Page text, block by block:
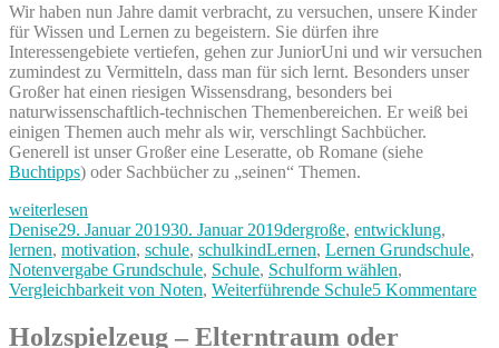
Wir haben nun Jahre damit verbracht, zu versuchen, unsere Kinder
für Wissen und Lernen zu begeistern. Sie dürfen ihre
Interessengebiete vertiefen, gehen zur JuniorUni und wir versuchen
zumindest zu Vermitteln, dass man für sich lernt. Besonders unser
Großer hat einen riesigen Wissensdrang, besonders bei
naturwissenschaftlich-technischen Themenbereichen. Er weiß bei
einigen Themen auch mehr als wir, verschlingt Sachbücher.
Generell ist unser Großer eine Leseratte, ob Romane (siehe
Buchtipps) oder Sachbücher zu „seinen“ Themen.
„Lernen
um
des
Lernens
Willen?
weiterlesen
Autor
DeniseVeröffentlicht
am
29. Januar 201930. Januar 2019Kategorien
dergroße, entwicklung,
lernen, motivation, schule, schulkindSchlagwörter
Lernen, Lernen Grundschule,
Notenvergabe Grundschule, Schule, Schulform wählen,
Vergleichbarkeit von Noten, Weiterführende Schule5 Kommentarezu
Holzspielzeug – Elterntraum oder